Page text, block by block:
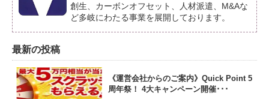
創生、カーボンオフセット、人材派遣、M&Aな
ど多岐にわたる事業を展開しております。
最新の投稿
《運営会社からのご案内》Quick Point 5
周年祭！ 4大キャンペーン開催･･･